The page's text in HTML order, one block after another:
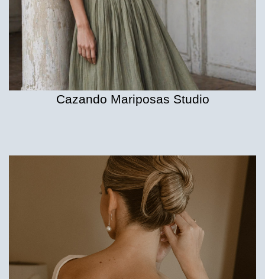
Cazando Mariposas Studio